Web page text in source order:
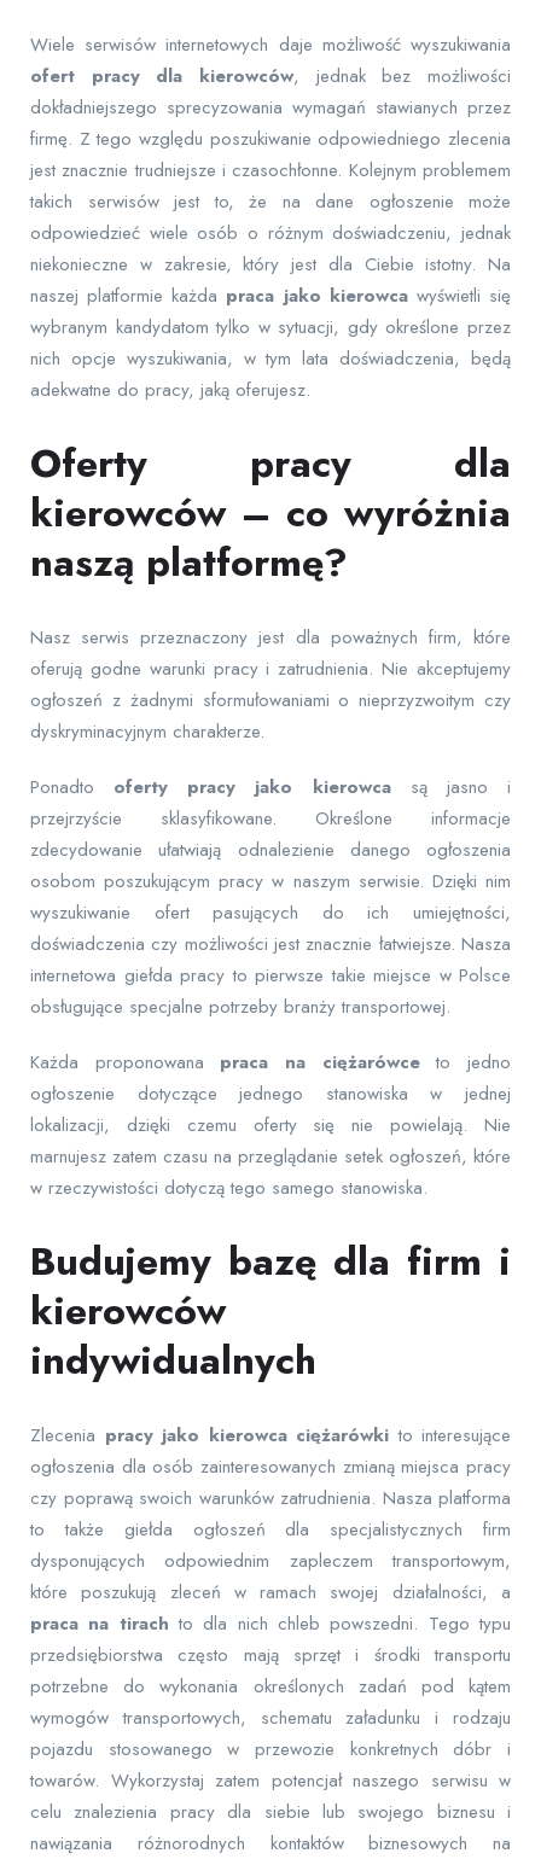
Wiele serwisów internetowych daje możliwość wyszukiwania
ofert pracy dla kierowców, jednak bez możliwości
dokładniejszego sprecyzowania wymagań stawianych przez
firmę. Z tego względu poszukiwanie odpowiedniego zlecenia
jest znacznie trudniejsze i czasochłonne. Kolejnym problemem
takich serwisów jest to, że na dane ogłoszenie może
odpowiedzieć wiele osób o różnym doświadczeniu, jednak
niekonieczne w zakresie, który jest dla Ciebie istotny. Na
naszej platformie każda praca jako kierowca wyświetli się
wybranym kandydatom tylko w sytuacji, gdy określone przez
nich opcje wyszukiwania, w tym lata doświadczenia, będą
adekwatne do pracy, jaką oferujesz.
Oferty pracy dla
kierowców – co wyróżnia
naszą platformę?
Nasz serwis przeznaczony jest dla poważnych firm, które
oferują godne warunki pracy i zatrudnienia. Nie akceptujemy
ogłoszeń z żadnymi sformułowaniami o nieprzyzwoitym czy
dyskryminacyjnym charakterze.
Ponadto oferty pracy jako kierowcasą jasno i
przejrzyście sklasyfikowane. Określone informacje
zdecydowanie ułatwiają odnalezienie danego ogłoszenia
osobom poszukującym pracy w naszym serwisie. Dzięki nim
wyszukiwanie ofert pasujących do ich umiejętności,
doświadczenia czy możliwości jest znacznie łatwiejsze. Nasza
internetowa giełda pracy to pierwsze takie miejsce w Polsce
obsługujące specjalne potrzeby branży transportowej.
Każda proponowana praca na ciężarówceto jedno
ogłoszenie dotyczące jednego stanowiska w jednej
lokalizacji, dzięki czemu oferty się nie powielają. Nie
marnujesz zatem czasu na przeglądanie setek ogłoszeń, które
w rzeczywistości dotyczą tego samego stanowiska.
Budujemy bazę dla firm i
kierowców
indywidualnych
Zlecenia pracy jako kierowca ciężarówkito interesujące
ogłoszenia dla osób zainteresowanych zmianą miejsca pracy
czy poprawą swoich warunków zatrudnienia. Nasza platforma
to także giełda ogłoszeń dla specjalistycznych firm
dysponujących odpowiednim zapleczem transportowym,
które poszukują zleceń w ramach swojej działalności, a
praca na tirach to dla nich chleb powszedni. Tego typu
przedsiębiorstwa często mają sprzęt i środki transportu
potrzebne do wykonania określonych zadań pod kątem
wymogów transportowych, schematu załadunku i rodzaju
pojazdu stosowanego w przewozie konkretnych dóbr i
towarów. Wykorzystaj zatem potencjał naszego serwisu w
celu znalezienia pracy dla siebie lub swojego biznesu i
nawiązania różnorodnych kontaktów biznesowych na